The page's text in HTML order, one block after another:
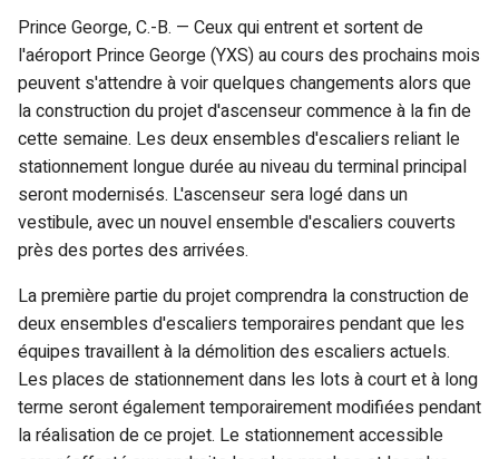
Prince George, C.-B. — Ceux qui entrent et sortent de
l'aéroport Prince George (YXS) au cours des prochains mois
peuvent s'attendre à voir quelques changements alors que
la construction du projet d'ascenseur commence à la fin de
cette semaine. Les deux ensembles d'escaliers reliant le
stationnement longue durée au niveau du terminal principal
seront modernisés. L'ascenseur sera logé dans un
vestibule, avec un nouvel ensemble d'escaliers couverts
près des portes des arrivées.
La première partie du projet comprendra la construction de
deux ensembles d'escaliers temporaires pendant que les
équipes travaillent à la démolition des escaliers actuels.
Les places de stationnement dans les lots à court et à long
terme seront également temporairement modifiées pendant
la réalisation de ce projet. Le stationnement accessible